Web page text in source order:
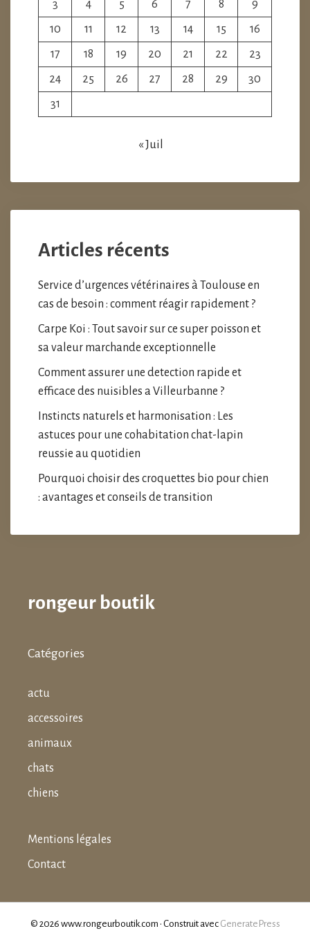
3
4 5 6 7 8
9
10
11 12 13 14 15
16
17
18 19 20 21 22
23
24
25 26 27 28 29
30
31
« Juil
Articles récents
Service d’urgences vétérinaires à Toulouse en
cas de besoin : comment réagir rapidement ?
Carpe Koi : Tout savoir sur ce super poisson et
sa valeur marchande exceptionnelle
Comment assurer une detection rapide et
efficace des nuisibles a Villeurbanne ?
Instincts naturels et harmonisation : Les
astuces pour une cohabitation chat-lapin
reussie au quotidien
Pourquoi choisir des croquettes bio pour chien
: avantages et conseils de transition
rongeur boutik
Catégories
actu
accessoires
animaux
chats
chiens
Mentions légales
Contact
© 2026 www.rongeurboutik.com • Construit avec GeneratePress